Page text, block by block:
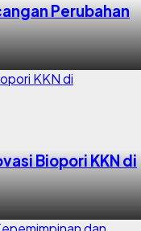
Perubahan
Biopori KKN di